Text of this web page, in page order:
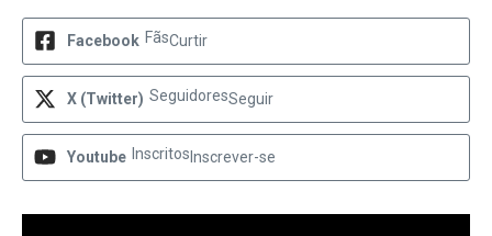
Facebook FãsCurtir
X (Twitter) SeguidoresSeguir
Youtube Inscritos Inscrever-se